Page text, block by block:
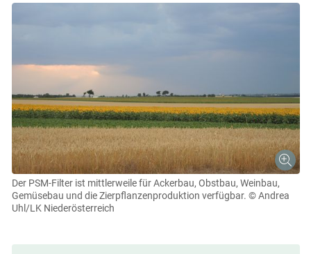
Der PSM-Filter ist mittlerweile für Ackerbau, Obstbau, Weinbau,
Gemüsebau und die Zierpflanzenproduktion verfügbar. © Andrea
Uhl/LK Niederösterreich